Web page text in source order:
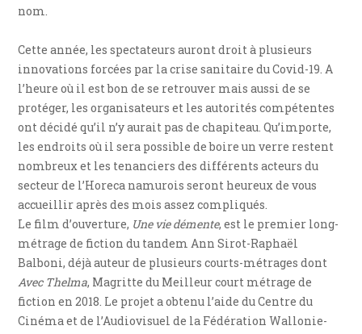
nom.
Cette année, les spectateurs auront droit à plusieurs
innovations forcées par la crise sanitaire du Covid-19. A
l’heure où il est bon de se retrouver mais aussi de se
protéger, les organisateurs et les autorités compétentes
ont décidé qu’il n’y aurait pas de chapiteau. Qu’importe,
les endroits où il sera possible de boire un verre restent
nombreux et les tenanciers des différents acteurs du
secteur de l’Horeca namurois seront heureux de vous
accueillir après des mois assez compliqués.
Le film d’ouverture, Une vie démente, est le premier long-
métrage de fiction du tandem Ann Sirot-Raphaël
Balboni, déjà auteur de plusieurs courts-métrages dont
Avec Thelma, Magritte du Meilleur court métrage de
fiction en 2018. Le projet a obtenu l’aide du Centre du
Cinéma et de l’Audiovisuel de la Fédération Wallonie-